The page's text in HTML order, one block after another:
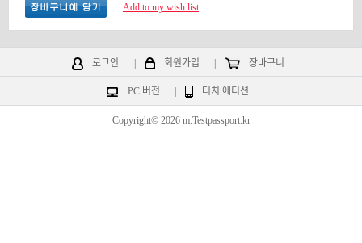
Add to my wish list
로그인 회원가입 장바구니
PC 버전 터치 에디션
Copyright© 2026 m.Testpassport.kr